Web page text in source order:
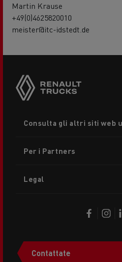
Martin Krause
+49(0)4625820010
meister@itc-idstedt.de
menu
Consulta gli altri siti web
Per i Partners
Legal
Contattate